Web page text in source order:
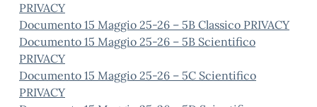
PRIVACY
Documento 15 Maggio 25-26 – 5B Classico PRIVACY
Documento 15 Maggio 25-26 – 5B Scientifico
PRIVACY
Documento 15 Maggio 25-26 – 5C Scientifico
PRIVACY